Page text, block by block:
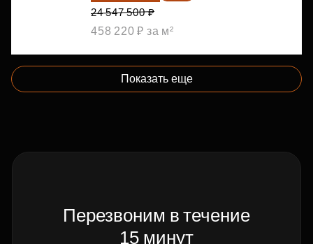
24 547 500 ₽
458 220 ₽ за м²
Показать еще
Перезвоним в течение
15 минут